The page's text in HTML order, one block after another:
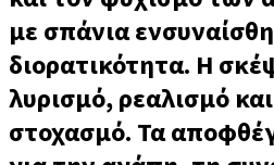
με σπάνια
διορατικότητα. Η
λυρισμό, ρεαλισμό
στοχασμό. Τα